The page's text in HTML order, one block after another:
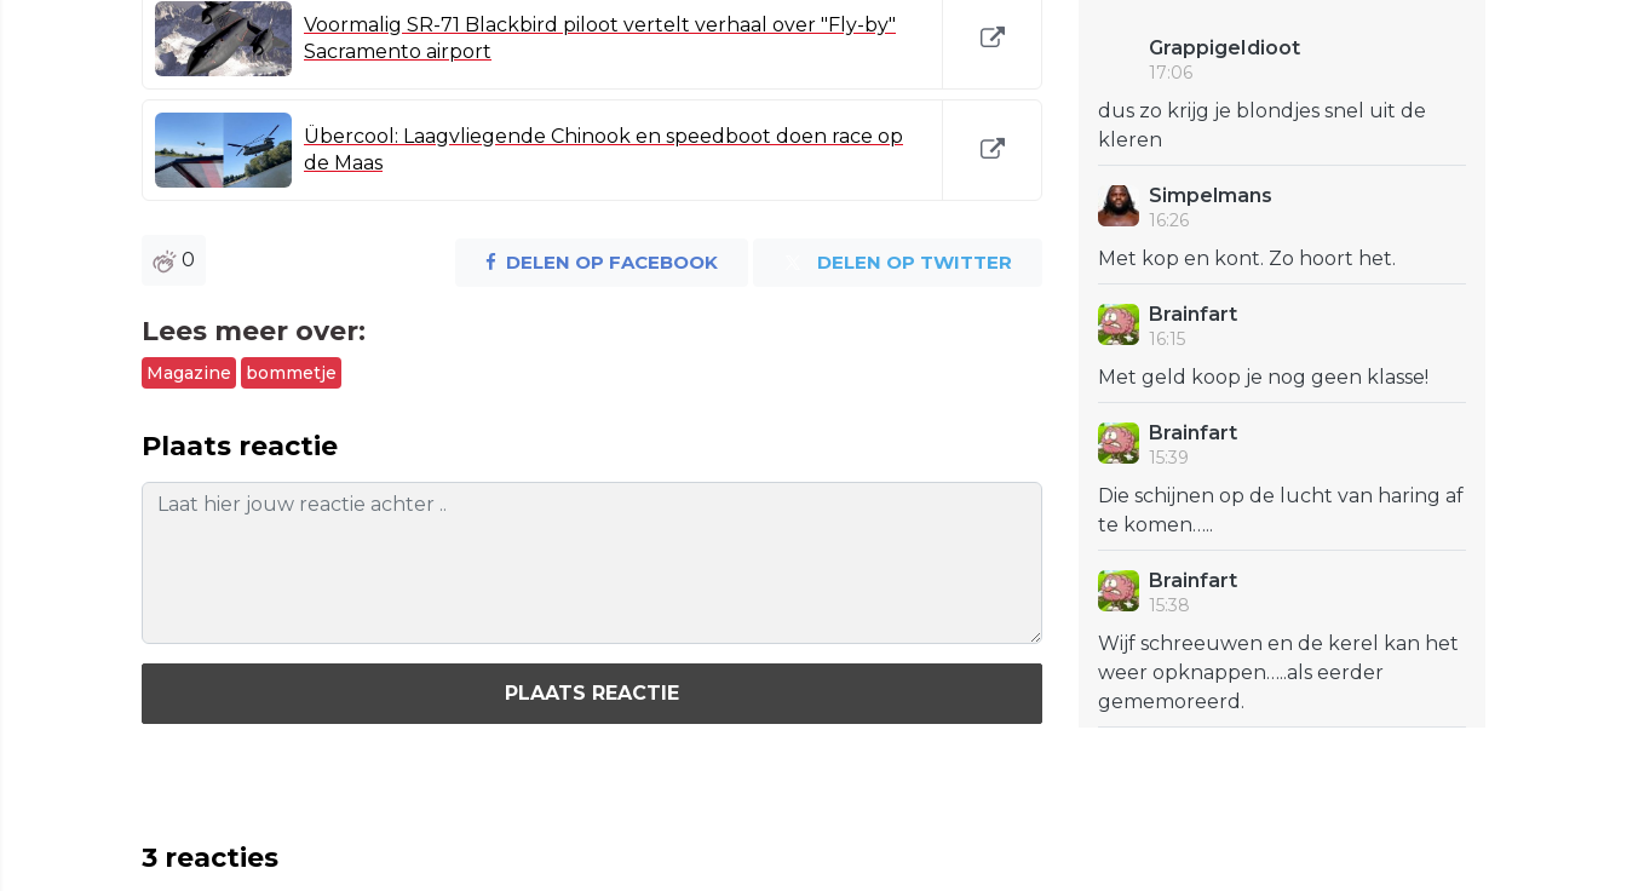
Voormalig SR-71 Blackbird piloot vertelt verhaal over "Fly-by"
Sacramento airport
Übercool: Laagvliegende Chinook en speedboot doen race op
de Maas
0 DELEN OP FACEBOOK DELEN OP TWITTER
Lees meer over:
Magazine bommetje
Plaats reactie
PLAATS REACTIE
3 reacties
GrappigeIdioot
17:06
dus zo krijg je blondjes snel uit de
kleren
Simpelmans
16:26
Met kop en kont. Zo hoort het.
Brainfart
16:15
Met geld koop je nog geen klasse!
Brainfart
15:39
Die schijnen op de lucht van haring af
te komen…..
Brainfart
15:38
Wijf schreeuwen en de kerel kan het
weer opknappen…..als eerder
gememoreerd.